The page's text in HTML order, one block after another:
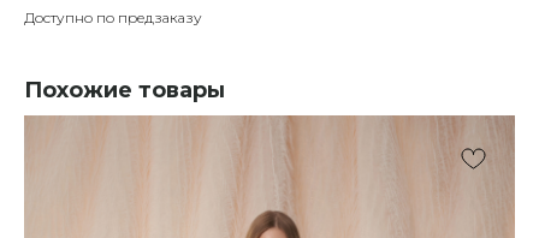
Доступно по предзаказу
Похожие товары